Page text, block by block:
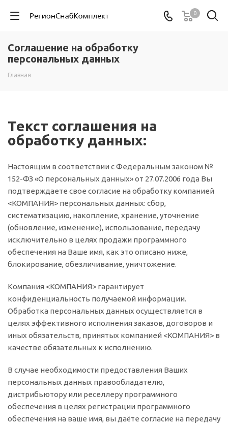
0
Соглашение на обработку
персональных данных
Главная
Текст соглашения на
обработку данных:
Настоящим в соответствии с Федеральным законом №
152-ФЗ «О персональных данных» от 27.07.2006 года Вы
подтверждаете свое согласие на обработку компанией
<КОМПАНИЯ> персональных данных: сбор,
систематизацию, накопление, хранение, уточнение
(обновление, изменение), использование, передачу
исключительно в целях продажи программного
обеспечения на Ваше имя, как это описано ниже,
блокирование, обезличивание, уничтожение.
Компания <КОМПАНИЯ> гарантирует
конфиденциальность получаемой информации.
Обработка персональных данных осуществляется в
целях эффективного исполнения заказов, договоров и
иных обязательств, принятых компанией <КОМПАНИЯ> в
качестве обязательных к исполнению.
В случае необходимости предоставления Ваших
персональных данных правообладателю,
дистрибьютору или реселлеру программного
обеспечения в целях регистрации программного
обеспечения на ваше имя, вы даёте согласие на передачу